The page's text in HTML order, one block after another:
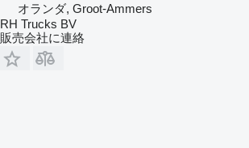
オランダ, Groot-Ammers
RH Trucks BV
販売会社に連絡